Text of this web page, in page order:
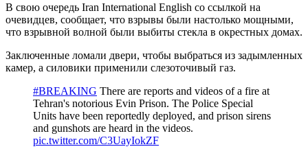
В свою очередь Iran International English со ссылкой на
очевидцев, сообщает, что взрывы были настолько мощными,
что взрывной волной были выбиты стекла в окрестных домах.
Заключенные ломали двери, чтобы выбраться из задымленных
камер, а силовики применили слезоточивый газ.
#BREAKING There are reports and videos of a fire at
Tehran's notorious Evin Prison. The Police Special
Units have been reportedly deployed, and prison sirens
and gunshots are heard in the videos.
pic.twitter.com/C3UayIokZF